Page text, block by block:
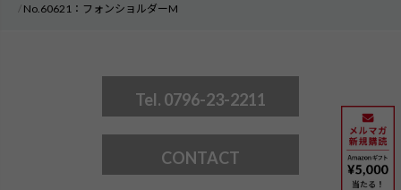
No.60621：フォンショルダーM
Tel. 0796-23-2211
CONTACT